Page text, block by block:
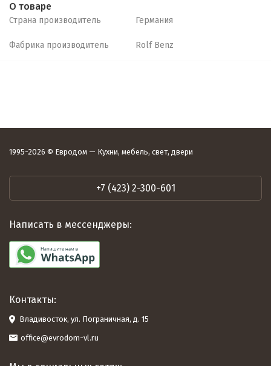
О товаре
Страна производитель Германия
Фабрика производитель Rolf Benz
1995-2026 © Евродом — Кухни, мебель, свет, двери
+7 (423) 2-300-601
Написать в мессенджеры:
Контакты:
Владивосток, ул. Пограничная, д. 15
office@evrodom-vl.ru